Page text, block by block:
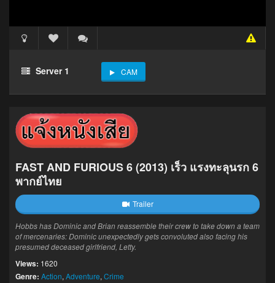
Server 1 CAM
FAST AND FURIOUS 6 (2013) เร็ว แรงทะลุนรก 6
พากย์ไทย
Trailer
Hobbs has Dominic and Brian reassemble their crew to take down a team
of mercenaries: Dominic unexpectedly gets convoluted also facing his
presumed deceased girlfriend, Letty.
Views: 1620
Genre: Action,Adventure,Crime